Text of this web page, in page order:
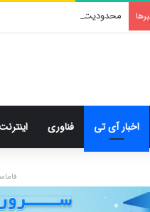
محدودیت جدید اینستاگرام:
اخبار آی تی فناوری